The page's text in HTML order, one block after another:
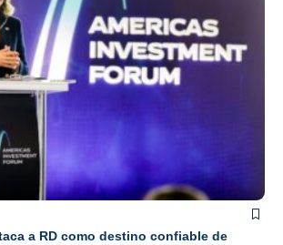
a RD como destino confiable de